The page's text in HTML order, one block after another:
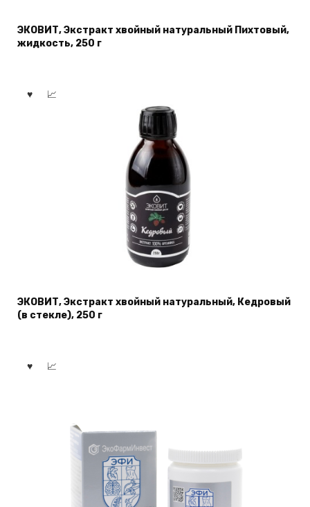
ЭКОВИТ, Экстракт хвойный натуральный Пихтовый,
жидкость, 250 г
ЭКОВИТ, Экстракт хвойный натуральный, Кедровый
(в стекле), 250 г